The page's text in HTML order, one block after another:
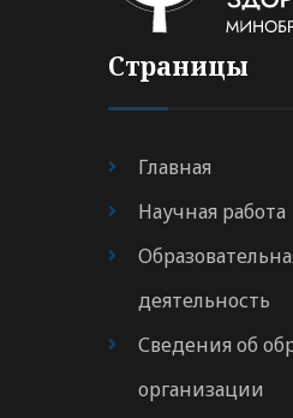
Страницы
Главная
Научная работа
деятельность
Сведения об
организации